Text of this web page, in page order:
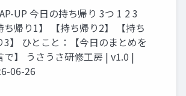
UP 今日の持ち帰り 3つ 1 2 3
ち帰り1】 【持ち帰り2】 【持ち
3】 ひとこと：【今日のまとめを
で】 うさうさ研修工房 | v1.0 |
06-26